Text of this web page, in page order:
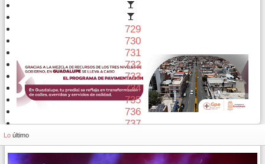
729
730
731
732
733
734
735
736
737
Lo último